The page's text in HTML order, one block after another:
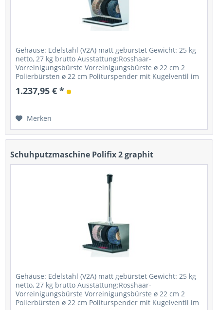
Gehäuse: Edelstahl (V2A) matt gebürstet Gewicht: 25 kg
netto, 27 kg brutto Ausstattung:Rosshaar-
Vorreinigungsbürste Vorreinigungsbürste ø 22 cm 2
Polierbürsten ø 22 cm Politurspender mit Kugelventil im
0,75-Liter Behälter Starter: Taster...
1.237,95 € *
Merken
Schuhputzmaschine Polifix 2 graphit
Gehäuse: Edelstahl (V2A) matt gebürstet Gewicht: 25 kg
netto, 27 kg brutto Ausstattung:Rosshaar-
Vorreinigungsbürste Vorreinigungsbürste ø 22 cm 2
Polierbürsten ø 22 cm Politurspender mit Kugelventil im